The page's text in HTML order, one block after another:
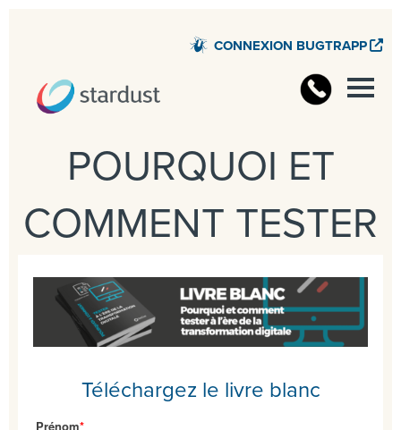
CONNEXION BUGTRAPP
POURQUOI ET
COMMENT TESTER
Téléchargez le livre blanc